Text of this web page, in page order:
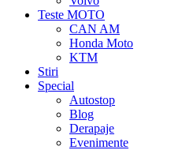
Teste MOTO
CAN AM
Honda Moto
KTM
Stiri
Special
Autostop
Blog
Derapaje
Evenimente